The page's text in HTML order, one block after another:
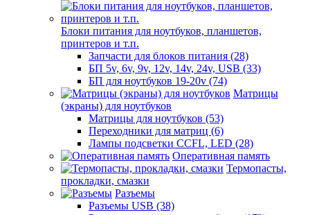
Блоки питания для ноутбуков, планшетов,
принтеров и т.п.
Запчасти для блоков питания (28)
БП 5v, 6v, 9v, 12v, 14v, 24v, USB (33)
БП для ноутбуков 19-20v (74)
Матрицы
(экраны) для ноутбуков
Матрицы для ноутбуков (53)
Переходники для матриц (6)
Лампы подсветки CCFL, LED (28)
Оперативная память
Термопасты,
прокладки, смазки
Разъемы
Разъемы USB (38)